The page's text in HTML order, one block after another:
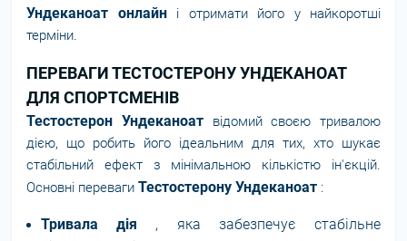
Ундеканоат онлайн і отримати його у найкоротші
терміни.
ПЕРЕВАГИ ТЕСТОСТЕРОНУ УНДЕКАНОАТ
ДЛЯ СПОРТСМЕНІВ
Тестостерон Ундеканоат
відомий своєю тривалою
дією, що робить його ідеальним для тих, хто шукає
стабільний ефект з мінімальною кількістю ін'єкцій.
Основні переваги Тестостерону Ундеканоат :
Тривала дія , яка забезпечує стабільне